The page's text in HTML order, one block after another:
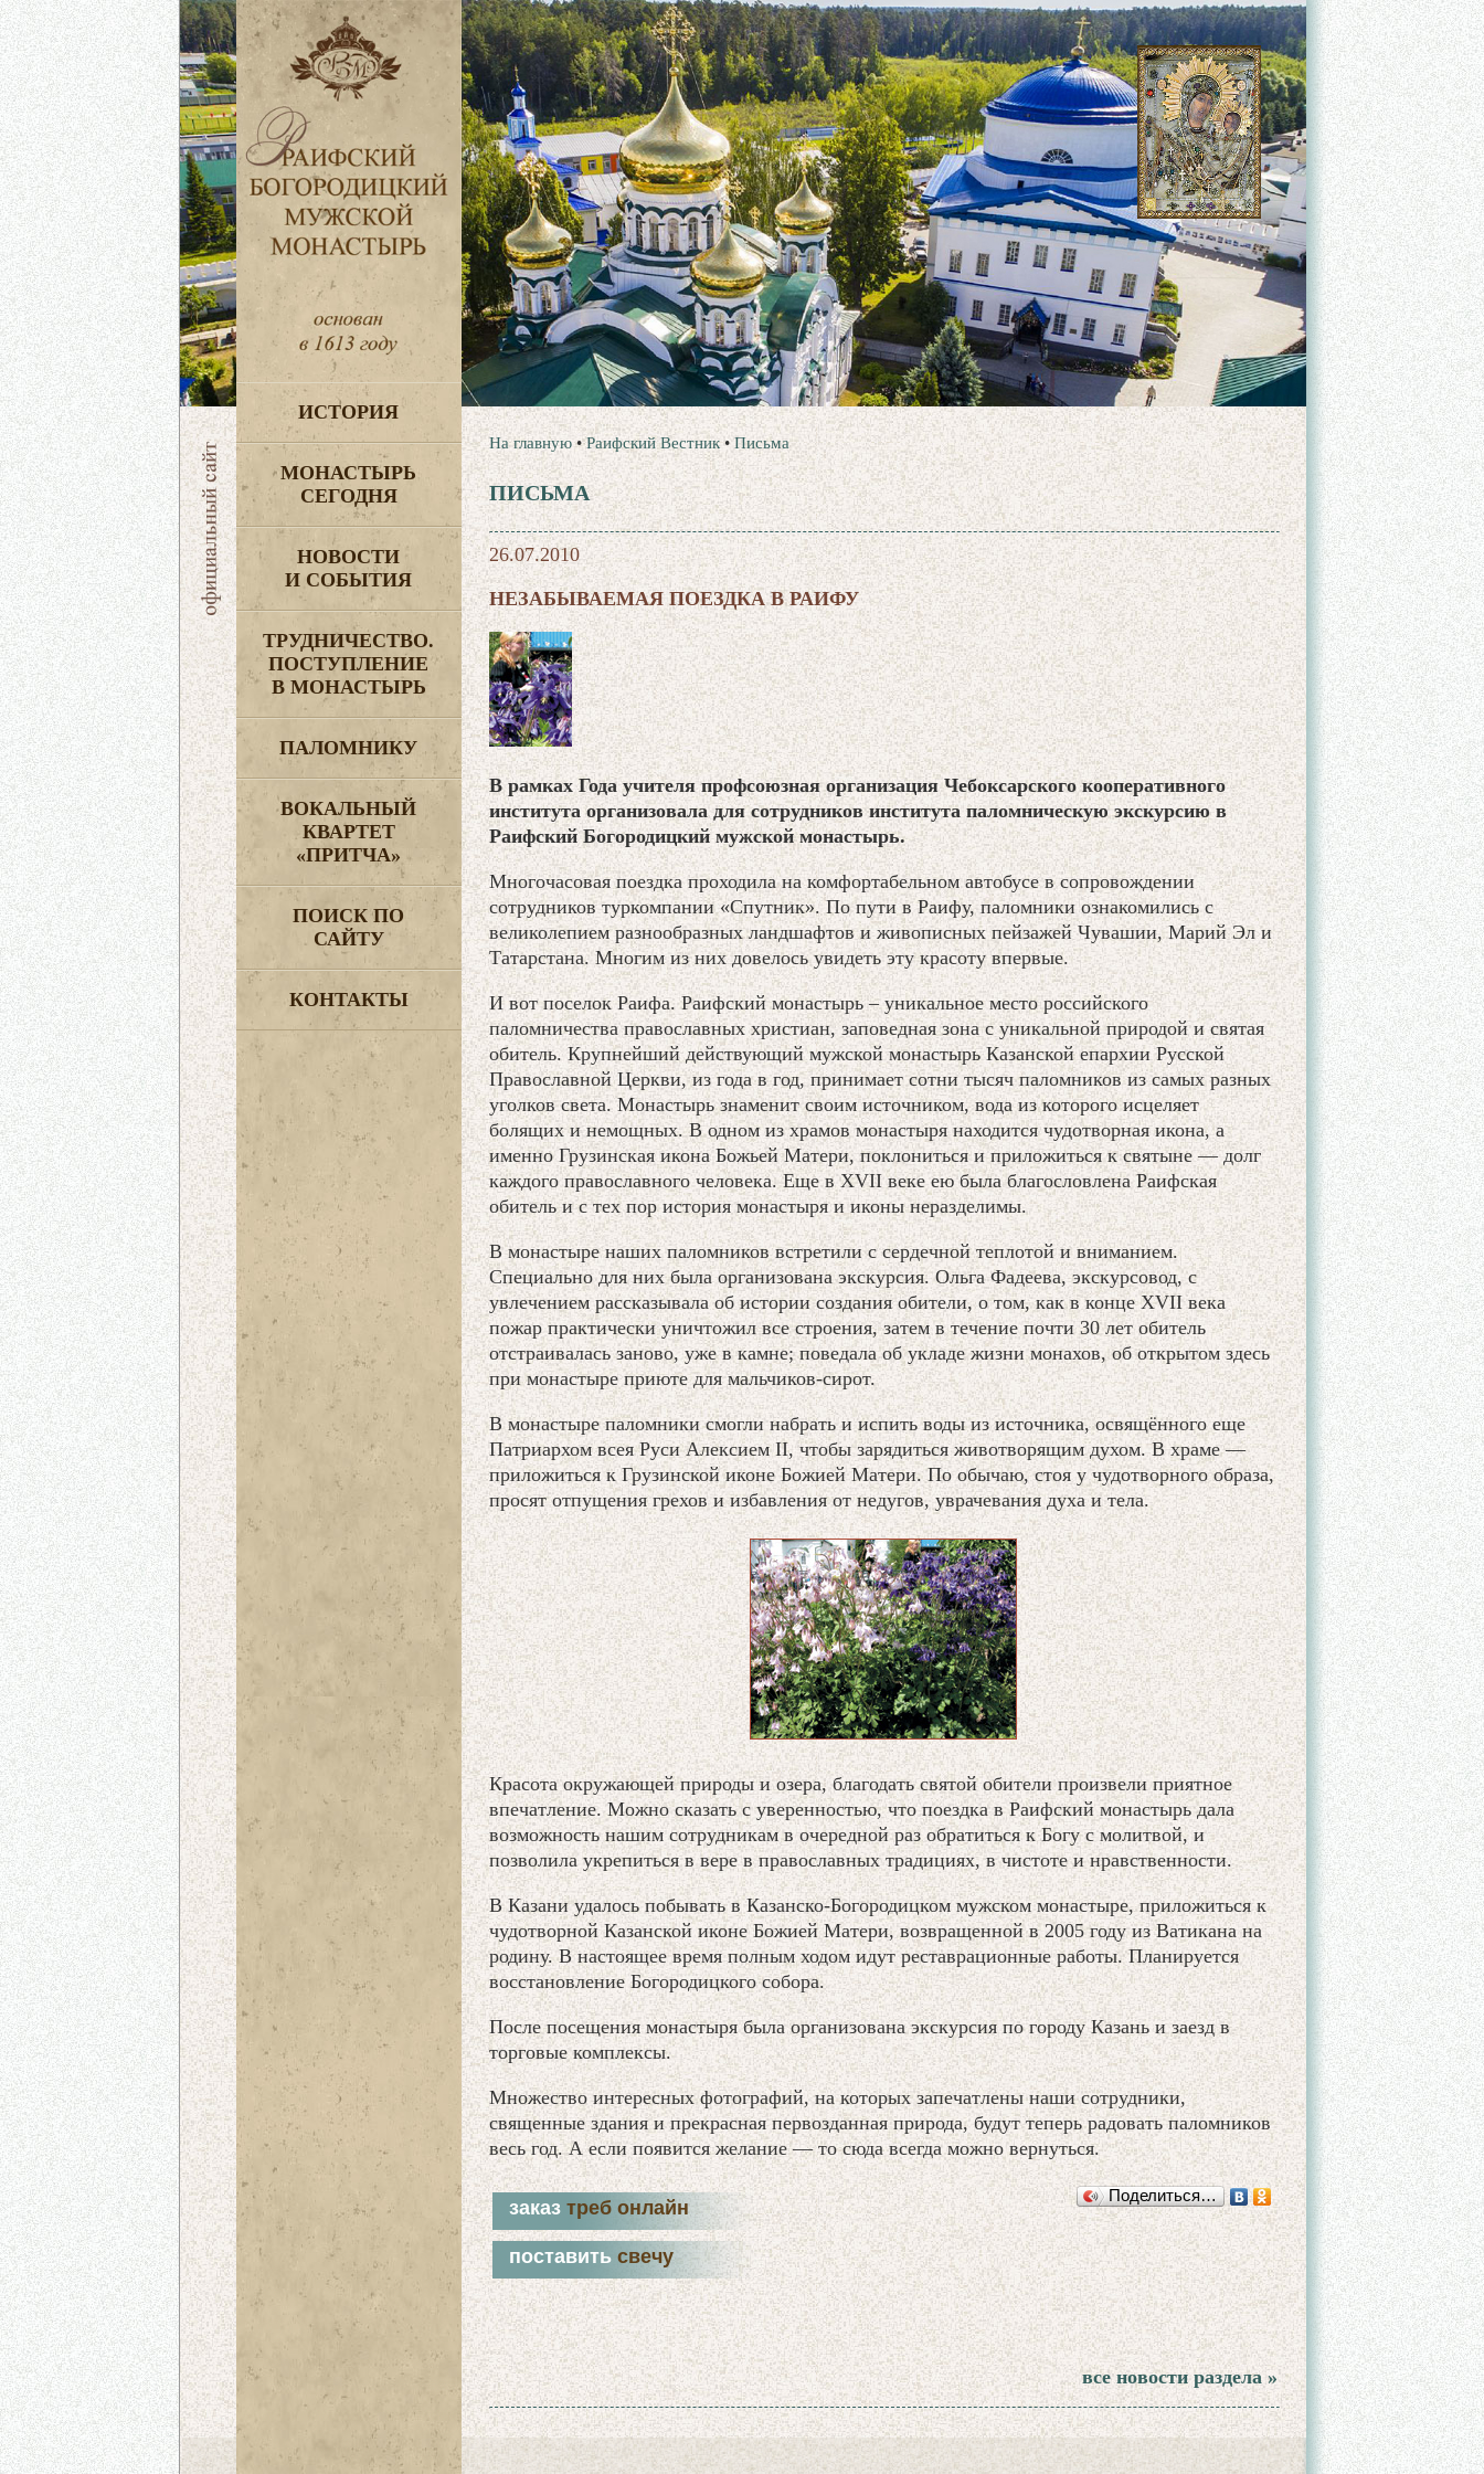
ИСТОРИЯ
МОНАСТЫРЬ
СЕГОДНЯ
НОВОСТИ
И СОБЫТИЯ
ТРУДНИЧЕСТВО.
ПОСТУПЛЕНИЕ
В МОНАСТЫРЬ
ПАЛОМНИКУ
ВОКАЛЬНЫЙ
КВАРТЕТ
«ПРИТЧА»
ПОИСК ПО
САЙТУ
КОНТАКТЫ
На главную •Раифский Вестник •Письма
ПИСЬМА
26.07.2010
НЕЗАБЫВАЕМАЯ ПОЕЗДКА В РАИФУ
В рамках Года учителя профсоюзная организация Чебоксарского кооперативного
института организовала для сотрудников института паломническую экскурсию в
Раифский Богородицкий мужской монастырь.
Многочасовая поездка проходила на комфортабельном автобусе в сопровождении
сотрудников туркомпании «Спутник». По пути в Раифу, паломники ознакомились с
великолепием разнообразных ландшафтов и живописных пейзажей Чувашии, Марий Эл и
Татарстана. Многим из них довелось увидеть эту красоту впервые.
И вот поселок Раифа. Раифский монастырь – уникальное место российского
паломничества православных христиан, заповедная зона с уникальной природой и святая
обитель. Крупнейший действующий мужской монастырь Казанской епархии Русской
Православной Церкви, из года в год, принимает сотни тысяч паломников из самых разных
уголков света. Монастырь знаменит своим источником, вода из которого исцеляет
болящих и немощных. В одном из храмов монастыря находится чудотворная икона, а
именно Грузинская икона Божьей Матери, поклониться и приложиться к святыне — долг
каждого православного человека. Еще в XVII веке ею была благословлена Раифская
обитель и с тех пор история монастыря и иконы неразделимы.
В монастыре наших паломников встретили с сердечной теплотой и вниманием.
Специально для них была организована экскурсия. Ольга Фадеева, экскурсовод, с
увлечением рассказывала об истории создания обители, о том, как в конце XVII века
пожар практически уничтожил все строения, затем в течение почти 30 лет обитель
отстраивалась заново, уже в камне; поведала об укладе жизни монахов, об открытом здесь
при монастыре приюте для мальчиков-сирот.
В монастыре паломники смогли набрать и испить воды из источника, освящённого еще
Патриархом всея Руси Алексием II, чтобы зарядиться животворящим духом. В храме —
приложиться к Грузинской иконе Божией Матери. По обычаю, стоя у чудотворного образа,
просят отпущения грехов и избавления от недугов, уврачевания духа и тела.
Красота окружающей природы и озера, благодать святой обители произвели приятное
впечатление. Можно сказать с уверенностью, что поездка в Раифский монастырь дала
возможность нашим сотрудникам в очередной раз обратиться к Богу с молитвой, и
позволила укрепиться в вере в православных традициях, в чистоте и нравственности.
В Казани удалось побывать в Казанско-Богородицком мужском монастыре, приложиться к
чудотворной Казанской иконе Божией Матери, возвращенной в 2005 году из Ватикана на
родину. В настоящее время полным ходом идут реставрационные работы. Планируется
восстановление Богородицкого собора.
После посещения монастыря была организована экскурсия по городу Казань и заезд в
торговые комплексы.
Множество интересных фотографий, на которых запечатлены наши сотрудники,
священные здания и прекрасная первозданная природа, будут теперь радовать паломников
весь год. А если появится желание — то сюда всегда можно вернуться.
заказ треб онлайн
поставить свечу
Поделиться…
все новости раздела »